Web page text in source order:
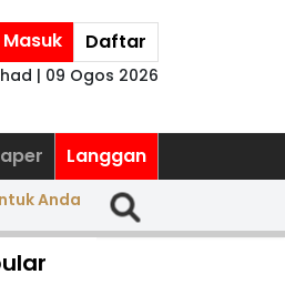
Daftar
| 09 Ogos 2026
Langgan
Anda